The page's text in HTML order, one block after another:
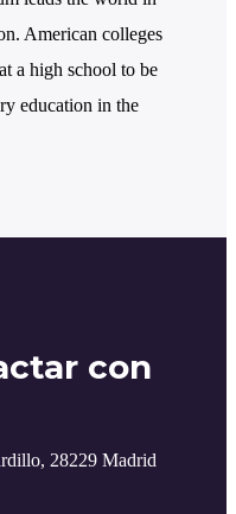
American colleges
a high school to be
education in the
con
28229 Madrid